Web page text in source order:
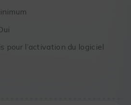
pour l’activation du logiciel